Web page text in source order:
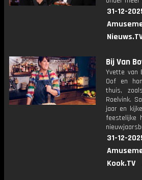
31-12-
Bij Van
Yvette van
Oof en
thuis,
Roelvink.
jaar en
feestelijke
31-12-
Kook.TV